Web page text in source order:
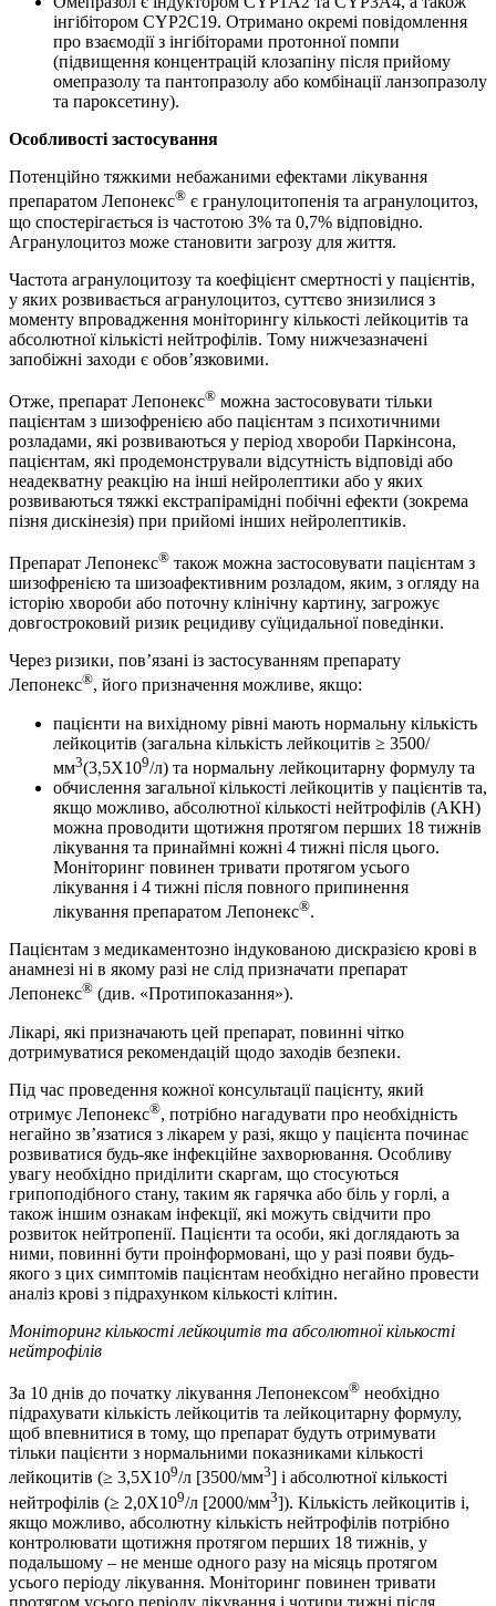
інгібітором CYP2C19. Отримано окремі повідомлення
про взаємодії з інгібіторами протонної помпи
(підвищення концентрацій клозапіну після прийому
омепразолу та пантопразолу або комбінації ланзопразолу
та пароксетину).
Особливості застосування
Потенційно тяжкими небажаними ефектами лікування
препаратом Лепонекс® є гранулоцитопенія та агранулоцитоз,
що спостерігається із частотою 3% та 0,7% відповідно.
Агранулоцитоз може становити загрозу для життя.
Частота агранулоцитозу та коефіцієнт смертності у пацієнтів,
у яких розвивається агранулоцитоз, суттєво знизилися з
моменту впровадження моніторингу кількості лейкоцитів та
абсолютної кількісті нейтрофілів. Тому нижчезазначені
запобіжні заходи є обов’язковими.
Отже, препарат Лепонекс® можна застосовувати тільки
пацієнтам з шизофренією або пацієнтам з психотичними
розладами, які розвиваються у період хвороби Паркінсона,
пацієнтам, які продемонстрували відсутність відповіді або
неадекватну реакцію на інші нейролептики або у яких
розвиваються тяжкі екстрапірамідні побічні ефекти (зокрема
пізня дискінезія) при прийомі інших нейролептиків.
Препарат Лепонекс® також можна застосовувати пацієнтам з
шизофренією та шизоафективним розладом, яким, з огляду на
історію хвороби або поточну клінічну картину, загрожує
довгостроковий ризик рецидиву суїцидальної поведінки.
Через ризики, пов’язані із застосуванням препарату
Лепонекс®, його призначення можливе, якщо:
пацієнти на вихідному рівні мають нормальну кількість
лейкоцитів (загальна кількість лейкоцитів ≥ 3500/
мм3(3,5Х109/л) та нормальну лейкоцитарну формулу та
обчислення загальної кількості лейкоцитів у пацієнтів та,
якщо можливо, абсолютної кількості нейтрофілів (АКН)
можна проводити щотижня протягом перших 18 тижнів
лікування та принаймні кожні 4 тижні після цього.
Моніторинг повинен тривати протягом усього
лікування і 4 тижні після повного припинення
лікування препаратом Лепонекс®.
Пацієнтам з медикаментозно індукованою дискразією крові в
анамнезі ні в якому разі не слід призначати препарат
Лепонекс® (див. «Протипоказання»).
Лікарі, які призначають цей препарат, повинні чітко
дотримуватися рекомендацій щодо заходів безпеки.
Під час проведення кожної консультації пацієнту, який
отримує Лепонекс®, потрібно нагадувати про необхідність
негайно зв’язатися з лікарем у разі, якщо у пацієнта починає
розвиватися будь-яке інфекційне захворювання. Особливу
увагу необхідно приділити скаргам, що стосуються
грипоподібного стану, таким як гарячка або біль у горлі, а
також іншим ознакам інфекції, які можуть свідчити про
розвиток нейтропенії. Пацієнти та особи, які доглядають за
ними, повинні бути проінформовані, що у разі появи будь-
якого з цих симптомів пацієнтам необхідно негайно провести
аналіз крові з підрахунком кількості клітин.
Моніторинг кількості лейкоцитів та абсолютної кількості
нейтрофілів
За 10 днів до початку лікування Лепонексом® необхідно
підрахувати кількість лейкоцитів та лейкоцитарну формулу,
щоб впевнитися в тому, що препарат будуть отримувати
тільки пацієнти з нормальними показниками кількості
лейкоцитів (≥ 3,5Х109/л [3500/мм3] і абсолютної кількості
нейтрофілів (≥ 2,0Х109/л [2000/мм3]). Кількість лейкоцитів і,
якщо можливо, абсолютну кількість нейтрофілів потрібно
контролювати щотижня протягом перших 18 тижнів, у
подальшому – не менше одного разу на місяць протягом
усього періоду лікування. Моніторинг повинен тривати
протягом усього періоду лікування і чотири тижні після